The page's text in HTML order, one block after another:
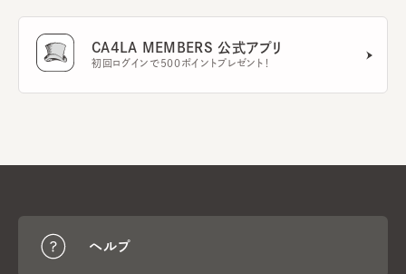
CA4LA MEMBERS 公式アプリ
初回ログインで500ポイントプレゼント！
ヘルプ